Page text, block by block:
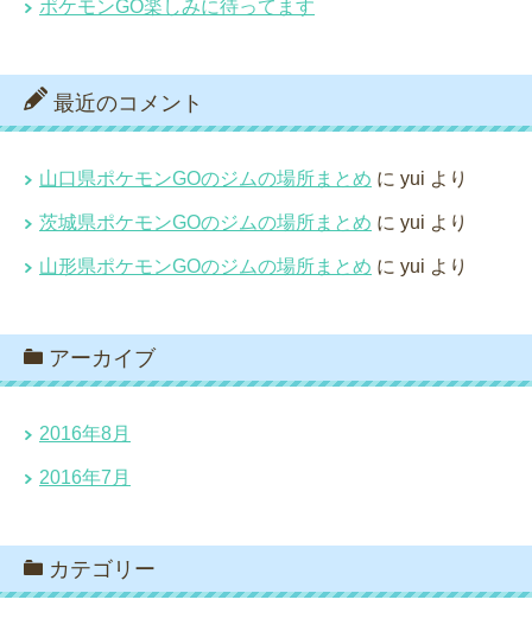
ポケモンGO楽しみに待ってます
最近のコメント
山口県ポケモンGOのジムの場所まとめ に yui より
茨城県ポケモンGOのジムの場所まとめ に yui より
山形県ポケモンGOのジムの場所まとめ に yui より
アーカイブ
2016年8月
2016年7月
カテゴリー